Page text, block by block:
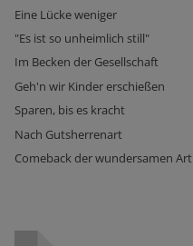
Eine Lücke weniger
"Es ist so unheimlich still"
Im Becken der Gesellschaft
Geh'n wir Kinder erschießen
Sparen, bis es kracht
Nach Gutsherrenart
Comeback der wundersamen Art